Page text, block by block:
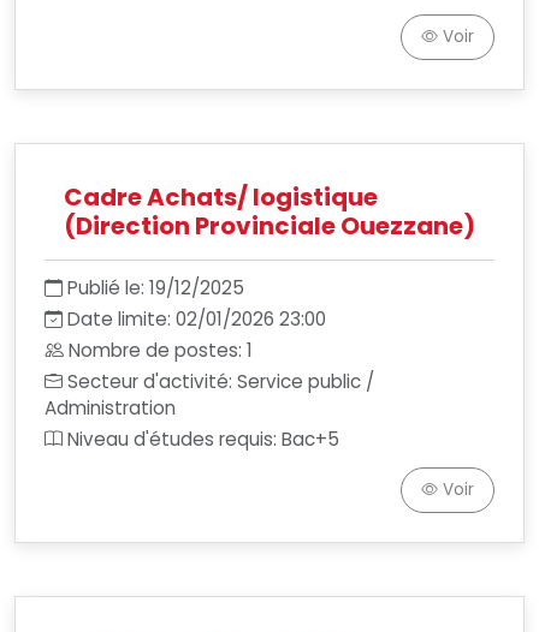
Voir
Cadre Achats/ logistique
(Direction Provinciale Ouezzane)
Publié le: 19/12/2025
Date limite: 02/01/2026 23:00
Nombre de postes: 1
Secteur d'activité: Service public /
Administration
Niveau d'études requis: Bac+5
Voir